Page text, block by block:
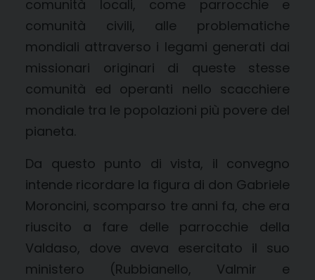
comunità locali, come parrocchie e
comunità civili, alle problematiche
mondiali attraverso i legami generati dai
missionari originari di queste stesse
comunità ed operanti nello scacchiere
mondiale tra le popolazioni più povere del
pianeta.
Da questo punto di vista, il convegno
intende ricordare la figura di don Gabriele
Moroncini, scomparso tre anni fa, che era
riuscito a fare delle parrocchie della
Valdaso, dove aveva esercitato il suo
ministero (Rubbianello, Valmir e